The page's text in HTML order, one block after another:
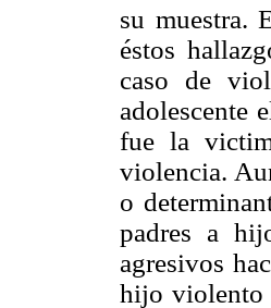
su muestra.
éstos
caso de
adolescente
fue la
violencia.
o
padres a
agresivos
hijo violento